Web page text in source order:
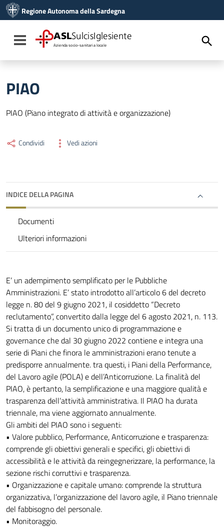
Vai al menu di navigazione
Vai al footer
Regione Autonoma della Sardegna
Toggle navigation
ASLSulcisIglesiente
Azienda socio-sanitaria locale
PIAO
PIAO (Piano integrato di attività e organizzazione)
Condividi Vedi azioni
INDICE DELLA PAGINA
Documenti
Ulteriori informazioni
E’ un adempimento semplificato per le Pubbliche
Amministrazioni. E’ stato introdotto all’articolo 6 del decreto
legge n. 80 del 9 giugno 2021, il cosiddetto “Decreto
reclutamento”, convertito dalla legge del 6 agosto 2021, n. 113.
Si tratta di un documento unico di programmazione e
governance che dal 30 giugno 2022 contiene e integra una
serie di Piani che finora le amministrazioni erano tenute a
predisporre annualmente. tra questi, i Piani della Performance,
del Lavoro agile (POLA) e dell’Anticorruzione. La finalità del
PIAO, è pertanto, la semplificazione e una maggiore qualità e
trasparenza dell’attività amministrativa. Il PIAO ha durata
triennale, ma viene aggiornato annualmente.
Gli ambiti del PIAO sono i seguenti:
• Valore pubblico, Performance, Anticorruzione e trasparenza:
comprende gli obiettivi generali e specifici, gli obiettivi di
accessibilità e le attività da reingegnerizzare, la performance, la
sezione rischi corruttivi e trasparenza.
• Organizzazione e capitale umano: comprende la struttura
organizzativa, l’organizzazione del lavoro agile, il Piano triennale
del fabbisogno del personale.
• Monitoraggio.